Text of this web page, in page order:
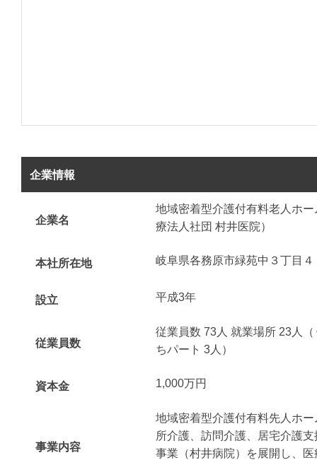
企業情報
企業名
地域密着型介護付有料老人ホ
療法人社団 村井医院）
本社所在地 岐阜県各務原市緑苑中３丁目４
設立 平成3年
従業員数
従業員数 73人 就業場所 23人
ちパート 3人）
資本金 1,000万円
事業内容
地域密着型介護付有料先人ホ
所介護、訪問介護、居宅介護
事業（村井病院）を展開し、